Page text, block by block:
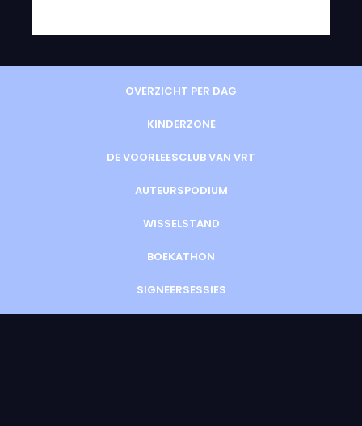
OVERZICHT PER DAG
KINDERZONE
DE VOORLEESCLUB VAN VRT
AUTEURSPODIUM
WISSELSTAND
BOEKATHON
SIGNEERSESSIES